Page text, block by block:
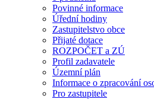
Povinné informace
Úřední hodiny
Zastupitelstvo obce
Přijaté dotace
ROZPOČET a ZÚ
Profil zadavatele
Územní plán
Informace o zpracování
Pro zastupitele